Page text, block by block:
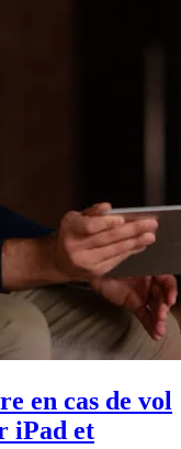
en cas de vol
iPad et